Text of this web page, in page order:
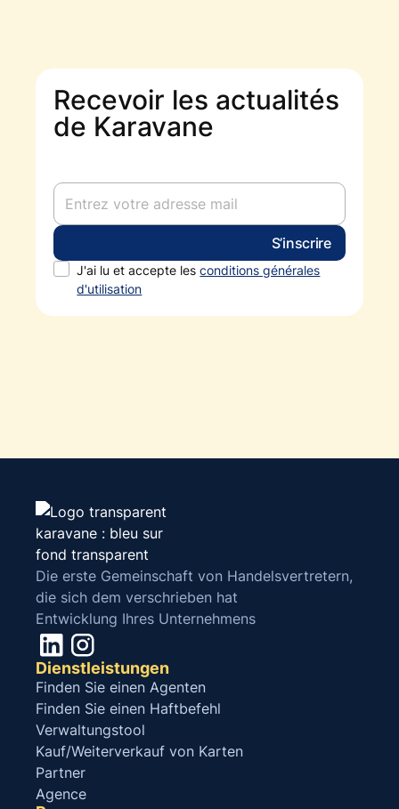
Recevoir les actualités
de Karavane
J'ai lu et accepte lesconditions générales
d'utilisation
Die erste Gemeinschaft von Handelsvertretern,
die sich dem verschrieben hat
Entwicklung Ihres Unternehmens
Dienstleistungen
Finden Sie einen Agenten
Finden Sie einen Haftbefehl
Verwaltungstool
Kauf/Weiterverkauf von Karten
Partner
Agence